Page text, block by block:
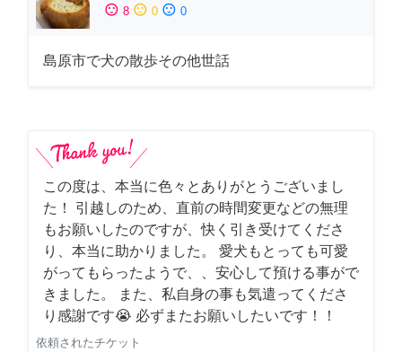
sentiment_satisfied 8 sentiment_neutral 0 sentiment_dissatisfied 0
島原市で犬の散歩その他世話
この度は、本当に色々とありがとうございまし
た！ 引越しのため、直前の時間変更などの無理
もお願いしたのですが、快く引き受けてくださ
り、本当に助かりました。 愛犬もとっても可愛
がってもらったようで、、安心して預ける事がで
きました。 また、私自身の事も気遣ってくださ
り感謝です😭 必ずまたお願いしたいです！！
依頼されたチケット